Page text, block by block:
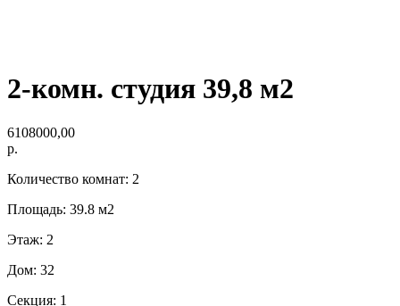
2-комн. студия 39,8 м2
6108000,00
р.
Количество комнат: 2
Площадь: 39.8 м2
Этаж: 2
Дом: 32
Секция: 1